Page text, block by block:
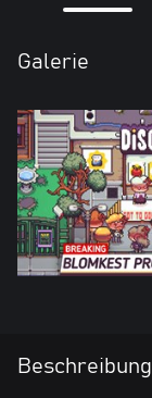
Galerie
Beschreibung